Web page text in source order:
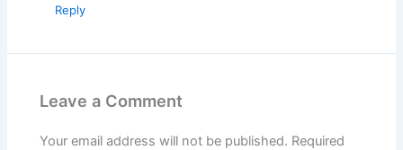
Reply
Leave a Comment
Your email address will not be published. Required